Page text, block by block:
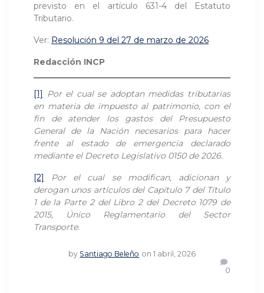
previsto en el artículo 631-4 del Estatuto
Tributario.
Ver: Resolución 9 del 27 de marzo de 2026
Redacción INCP
[1] Por el cual se adoptan medidas tributarias
en materia de impuesto al patrimonio, con el
fin de atender los gastos del Presupuesto
General de la Nación necesarios para hacer
frente al estado de emergencia declarado
mediante el Decreto Legislativo 0150 de 2026.
[2]
Por el cual se modifican, adicionan y
derogan unos artículos del Capítulo 7 del Título
1 de la Parte 2 del Libro 2 del Decreto 1079 de
2015, Único Reglamentario del Sector
Transporte.
by Santiago Beleño on 1 abril, 2026
0